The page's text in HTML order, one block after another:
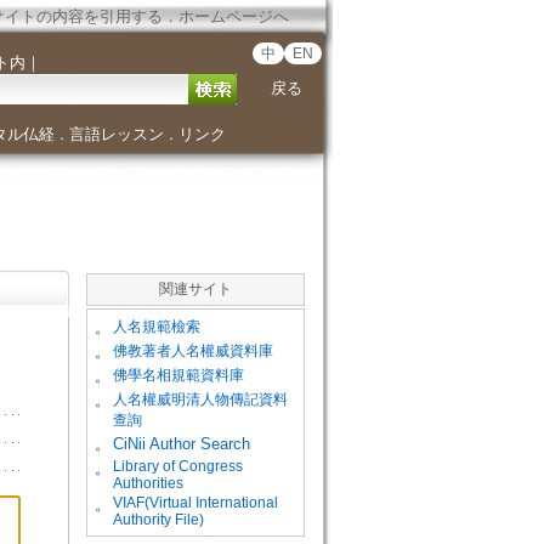
イトの内容を引用する．ホームページへ
内 ｜ 中 EN
戻る
ル仏経． 言語レッスン ． リンク
関連サイト
。 人名規範檢索
。 佛教著者人名權威資料庫
。 佛學名相規範資料庫
。
人名權威明清人物傳記資料
查詢
。
CiNii Author Search
。
Library of Congress
Authorities
。
VIAF(Virtual International
Authority File)